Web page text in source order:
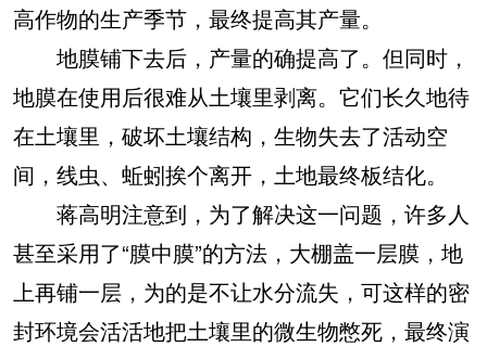
高作物的生产季节，最终提高其产量。
地膜铺下去后，产量的确提高了。但同时，
地膜在使用后很难从土壤里剥离。它们长久地待
在土壤里，破坏土壤结构，生物失去了活动空
间，线虫、蚯蚓挨个离开，土地最终板结化。
蒋高明注意到，为了解决这一问题，许多人
甚至采用了“膜中膜”的方法，大棚盖一层膜，地
上再铺一层，为的是不让水分流失，可这样的密
封环境会活活地把土壤里的微生物憋死，最终演